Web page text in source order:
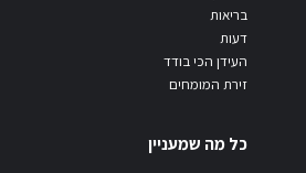
בריאות
דעות
העידן הכי בודד
זירת המומחים
כל מה שמעניין